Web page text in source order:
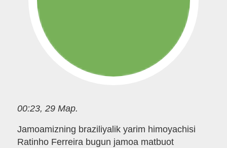
00:23, 29 Мар.
Jamoamizning braziliyalik yarim himoyachisi
Ratinho Ferreira bugun jamoa matbuot